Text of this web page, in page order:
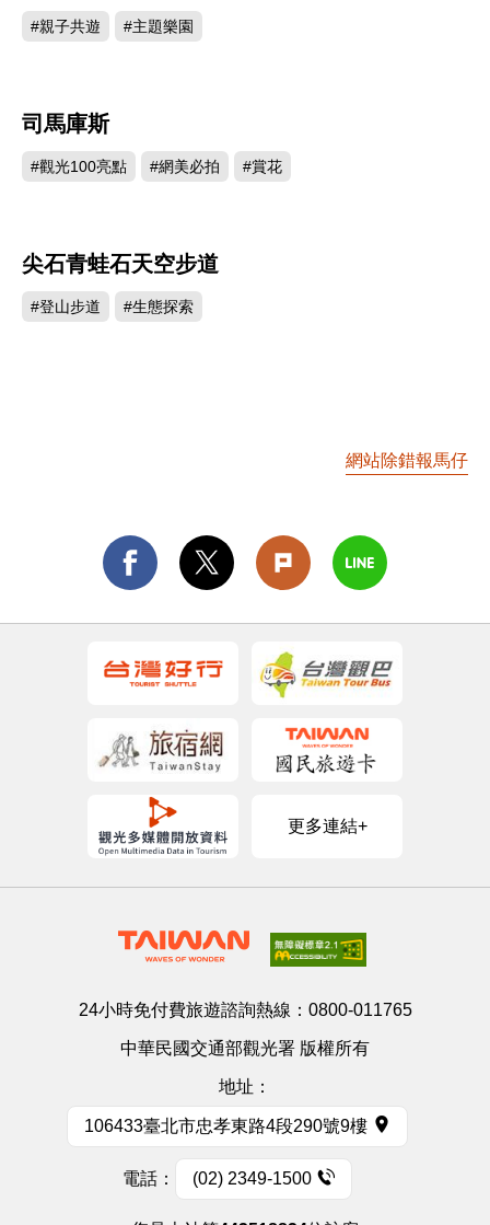
#親子共遊 #主題樂園
司馬庫斯
#觀光100亮點 #網美必拍 #賞花
尖石青蛙石天空步道
#登山步道 #生態探索
網站除錯報馬仔
更多連結+
24小時免付費旅遊諮詢熱線： 0800-011765
中華民國交通部觀光署 版權所有
地址：
106433臺北市忠孝東路4段290號9樓
電話： (02) 2349-1500